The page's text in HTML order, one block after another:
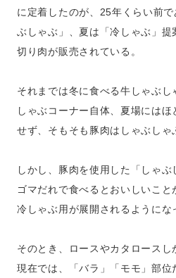
に定着したのが、25年くらい前
ぶしゃぶ」、夏は「冷しゃぶ」
切り肉が販売されている。
それまでは冬に食べる牛しゃぶ
しゃぶコーナー自体、夏場には
せず、そもそも豚肉はしゃぶしゃ
しかし、豚肉を使用した「しゃ
ゴマだれで食べるとおいしいこ
冷しゃぶ用が展開されるようにな
そのとき、ロースやカタロースし
現在では、「バラ」「モモ」部位